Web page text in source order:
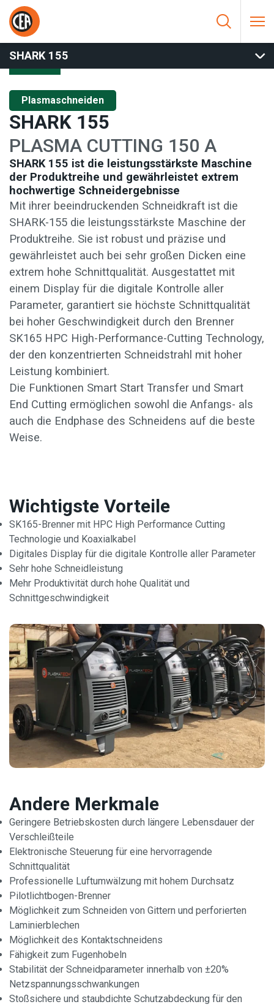
Zum Inhalt springen
HOME/
SHARK 155
Plasmaschneiden
SHARK 155
PLASMA CUTTING 150 A
SHARK 155 ist die leistungsstärkste Maschine
der Produktreihe und gewährleistet extrem
hochwertige Schneidergebnisse
Mit ihrer beeindruckenden Schneidkraft ist die
SHARK-155 die leistungsstärkste Maschine der
Produktreihe. Sie ist robust und präzise und
gewährleistet auch bei sehr großen Dicken eine
extrem hohe Schnittqualität. Ausgestattet mit
einem Display für die digitale Kontrolle aller
Parameter, garantiert sie höchste Schnittqualität
bei hoher Geschwindigkeit durch den Brenner
SK165 HPC High-Performance-Cutting Technology,
der den konzentrierten Schneidstrahl mit hoher
Leistung kombiniert.
Die Funktionen Smart Start Transfer und Smart
End Cutting ermöglichen sowohl die Anfangs- als
auch die Endphase des Schneidens auf die beste
Weise.
Wichtigste Vorteile
SK165-Brenner mit HPC High Performance Cutting
Technologie und Koaxialkabel
Digitales Display für die digitale Kontrolle aller Parameter
Sehr hohe Schneidleistung
Mehr Produktivität durch hohe Qualität und
Schnittgeschwindigkeit
Andere Merkmale
Geringere Betriebskosten durch längere Lebensdauer der
Verschleißteile
Elektronische Steuerung für eine hervorragende
Schnittqualität
Professionelle Luftumwälzung mit hohem Durchsatz
Pilotlichtbogen-Brenner
Möglichkeit zum Schneiden von Gittern und perforierten
Laminierblechen
Möglichkeit des Kontaktschneidens
Fähigkeit zum Fugenhobeln
Stabilität der Schneidparameter innerhalb von ±20%
Netzspannungsschwankungen
Stoßsichere und staubdichte Schutzabdeckung für den